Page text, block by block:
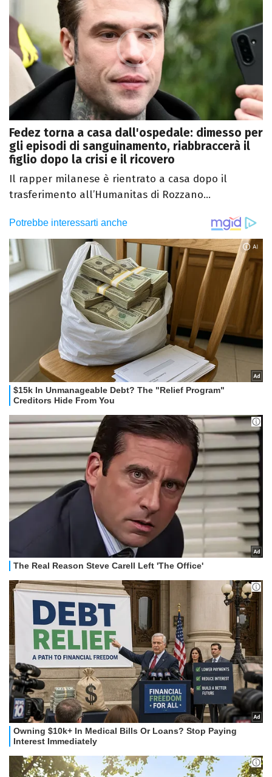
Fedez torna a casa dall'ospedale: dimesso per
gli episodi di sanguinamento, riabbraccerà il
figlio dopo la crisi e il ricovero
Il rapper milanese è rientrato a casa dopo il
trasferimento all’Humanitas di Rozzano...